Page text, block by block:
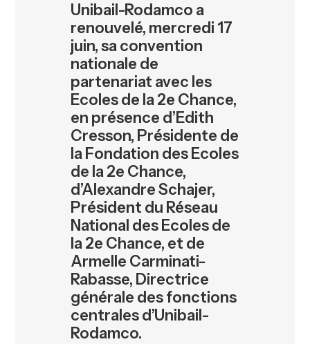
Nous contacter
Unibail-Rodamco a
renouvelé, mercredi 17
juin, sa convention
nationale de
partenariat avec les
Ecoles de la 2e Chance,
en présence d’Edith
Cresson, Présidente de
la Fondation des Ecoles
de la 2e Chance,
d’Alexandre Schajer,
Président du Réseau
National des Ecoles de
la 2e Chance, et de
Armelle Carminati-
Rabasse, Directrice
générale des fonctions
centrales d’Unibail-
Rodamco.